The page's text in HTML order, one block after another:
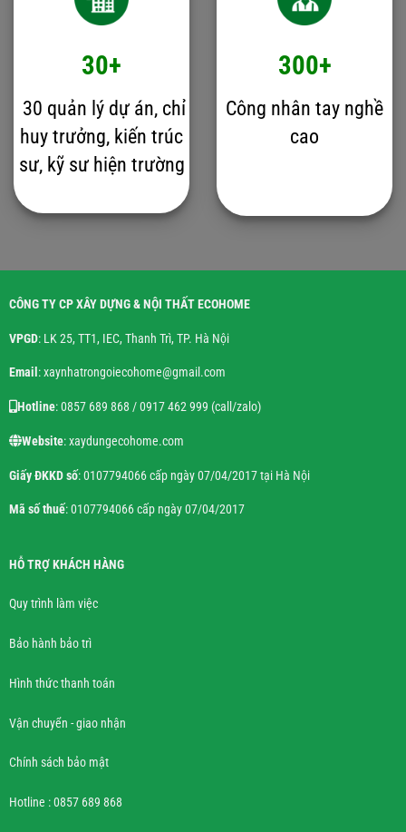
30+
30 quản lý dự án, chỉ
huy trưởng, kiến trúc
sư, kỹ sư hiện trường
300+
Công nhân tay nghề
cao
CÔNG TY CP XÂY DỰNG & NỘI THẤT ECOHOME
VPGD: LK 25, TT1, IEC, Thanh Trì, TP. Hà Nội
Email : xaynhatrongoiecohome@gmail.com
Hotline: 0857 689 868 / 0917 462 999 (call/zalo)
Website: xaydungecohome.com
Giấy ĐKKD số: 0107794066 cấp ngày 07/04/2017 tại Hà Nội
Mã số thuế: 0107794066 cấp ngày 07/04/2017
HỖ TRỢ KHÁCH HÀNG
Quy trình làm việc
Bảo hành bảo trì
Hình thức thanh toán
Vận chuyển - giao nhận
Chính sách bảo mật
Hotline : 0857 689 868